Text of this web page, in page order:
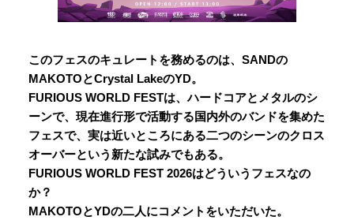
このフェスのキュレートを務めるのは、SANDの
MAKOTOとCrystal LakeのYD。
FURIOUS WORLD FESTは、ハードコアとメタルのシ
ーンで、現在進行形で活動する国内外のバンドを集めた
フェスで、実は近いところにある二つのシーンのクロス
オーバーという新たな試みでもある。
FURIOUS WORLD FEST 2026はどういうフェスなの
か？
MAKOTOとYDの二人にコメントをいただいた。